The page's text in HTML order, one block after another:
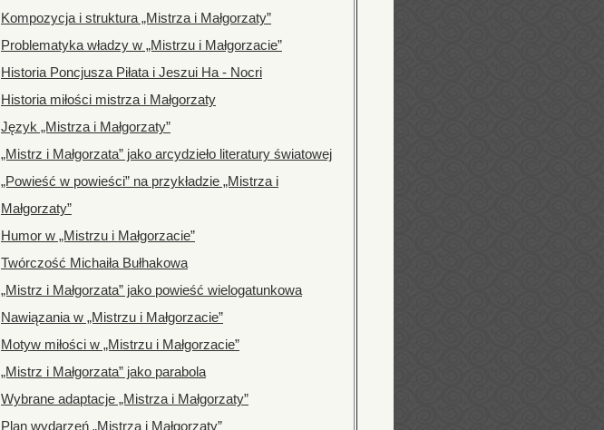
Kompozycja i struktura „Mistrza i Małgorzaty”
Problematyka władzy w „Mistrzu i Małgorzacie”
Historia Poncjusza Piłata i Jeszui Ha - Nocri
Historia miłości mistrza i Małgorzaty
Język „Mistrza i Małgorzaty”
„Mistrz i Małgorzata” jako arcydzieło literatury światowej
„Powieść w powieści” na przykładzie „Mistrza i
Małgorzaty”
Humor w „Mistrzu i Małgorzacie”
Twórczość Michaiła Bułhakowa
„Mistrz i Małgorzata” jako powieść wielogatunkowa
Nawiązania w „Mistrzu i Małgorzacie”
Motyw miłości w „Mistrzu i Małgorzacie”
„Mistrz i Małgorzata” jako parabola
Wybrane adaptacje „Mistrza i Małgorzaty”
Plan wydarzeń „Mistrza i Małgorzaty”